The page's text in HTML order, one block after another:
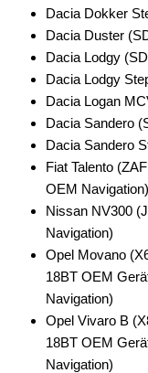
Dacia Dokker
Dacia Duster
Dacia Lodgy
Dacia Lodgy
Dacia Logan
Dacia Sandero
Dacia Sandero
Fiat Talento
OEM Navigation)
Nissan NV300
Navigation)
Opel Movano
18BT OEM
Navigation)
Opel Vivaro B
18BT OEM
Navigation)